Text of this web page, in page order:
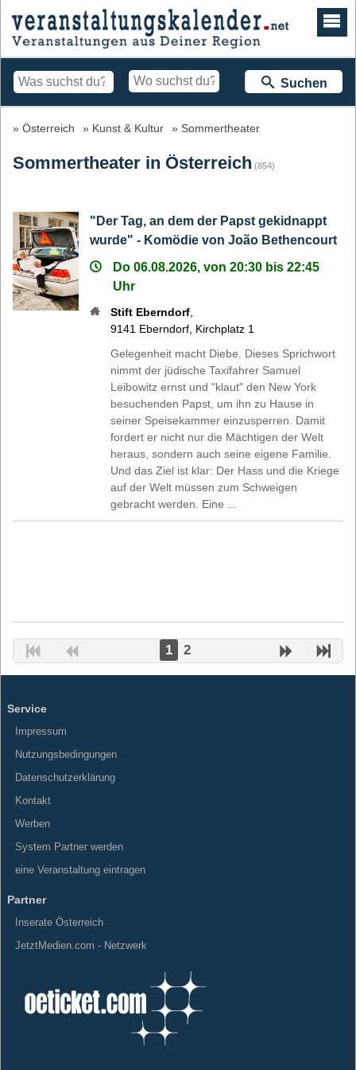
Suchen
Österreich Kunst & Kultur Sommertheater
Sommertheater in Österreich (854)
"Der Tag, an dem der Papst gekidnappt
wurde" - Komödie von João Bethencourt​
Do 06.08.2026, von 20:30 bis 22:45
Uhr
Stift Eberndorf
9141 Eberndorf Kirchplatz 1
Gelegenheit macht Diebe. Dieses Sprichwort
nimmt der jüdische Taxifahrer Samuel
Leibowitz ernst und "klaut" den New York
besuchenden Papst, um ihn zu Hause in
seiner Speisekammer einzusperren. Damit
fordert er nicht nur die Mächtigen der Welt
heraus, sondern auch seine eigene Familie.
Und das Ziel ist klar: Der Hass und die Kriege
auf der Welt müssen zum Schweigen
gebracht werden. Eine ...
1 2
Service
Impressum
Nutzungsbedingungen
Datenschutzerklärung
Kontakt
Werben
System Partner werden
eine Veranstaltung eintragen
Partner
Inserate Österreich
JetztMedien.com - Netzwerk